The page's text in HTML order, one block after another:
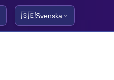
🇸🇪Svenska